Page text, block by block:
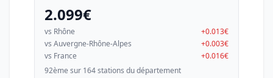
2.099€
vs Rhône
+0.013€
vs Auvergne-Rhône-Alpes
+0.003€
vs France
+0.016€
92ème sur 164 stations du département